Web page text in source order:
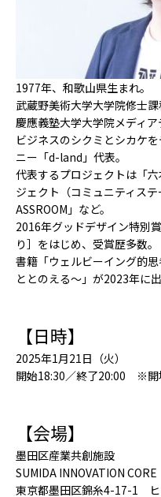
1977年、和歌山県生まれ。
武蔵野美術大学大学院修士課
慶應義塾大学大学院メディ
ビジネスのシクミとシカケ
ニー「d-land」代表。
代表するプロジェクトは「
ジェクト（コミュニティス
ASSROOM」など。
2016年グッドデザイン特別
り］をはじめ、受賞歴多数。
書籍「ウェルビーイング的
ととのえる〜」が2023年に出
【日時】
2025年1月21日（火）
開始18:30／終了20:00 ※開
【会場】
墨田区産業共創施設
SUMIDA INNOVATION CORE
東京都墨田区錦糸4-17-1